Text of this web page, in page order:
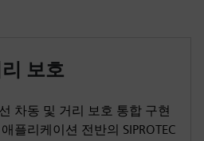
보호
차동 및 거리 보호 통합 구현
플리케이션 전반의 SIPROTEC